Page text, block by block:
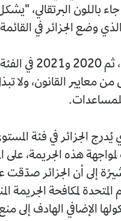
باللون البرتقالي،
وضع الجزائر في
من معايير القانون، ولا
يُدرج الجزائر في فئة
هذه الجريمة، على
إلى أن الجزائر صدّقت
لمكافحة الجريمة
الإضافي الهادف إلى